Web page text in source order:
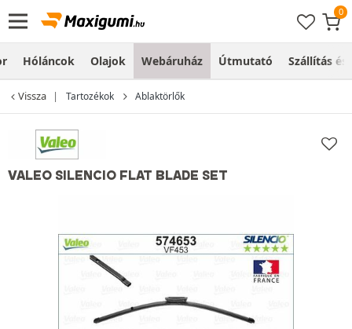
Hóláncok Olajok Webáruház Útmutató Szállítás és
Vissza Tartozékok Ablaktörlők
VALEO SILENCIO FLAT BLADE SET